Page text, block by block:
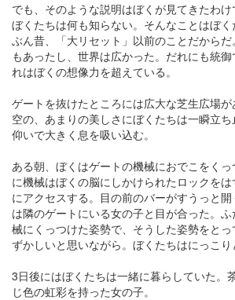
でも、そのような説明はぼくが見てきたわけ
ぼくたちは何も知らない。そんなことはぼ
ぶん昔、「大リセット」以前のことだから
もあったし、世界は広かった。だれにも統
れはぼくの想像力を超えている。
ゲートを抜けたところには広大な芝生広場
空の、あまりの美しさにぼくたちは一瞬立
仰いで大きく息を吸い込む。
ある朝、ぼくはゲートの機械におでこをく
に機械はぼくの脳にしかけられたロックを
にアクセスする。目の前のバーがすうっと開
は隣のゲートにいる女の子と目が合った。
械にくっつけた姿勢で、そうした姿勢をと
ずかしいと思いながら。ぼくたちはにっこり
3日後にはぼくたちは一緒に暮らしていた。
じ色の虹彩を持った女の子。